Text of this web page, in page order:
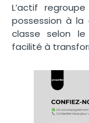
L’actif
possession à la
classe selon
facilité à